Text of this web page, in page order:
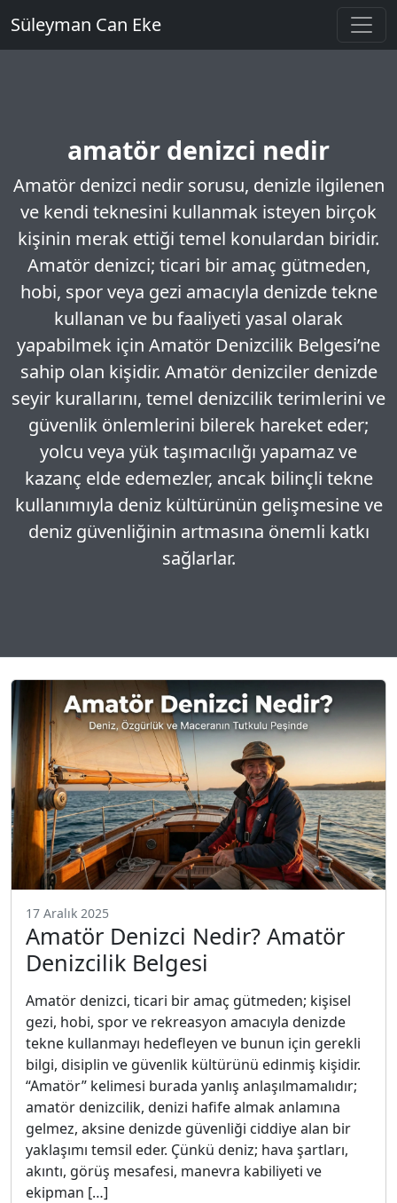
Süleyman Can Eke
amatör denizci nedir
Amatör denizci nedir sorusu, denizle ilgilenen
ve kendi teknesini kullanmak isteyen birçok
kişinin merak ettiği temel konulardan biridir.
Amatör denizci; ticari bir amaç gütmeden,
hobi, spor veya gezi amacıyla denizde tekne
kullanan ve bu faaliyeti yasal olarak
yapabilmek için Amatör Denizcilik Belgesi’ne
sahip olan kişidir. Amatör denizciler denizde
seyir kurallarını, temel denizcilik terimlerini ve
güvenlik önlemlerini bilerek hareket eder;
yolcu veya yük taşımacılığı yapamaz ve
kazanç elde edemezler, ancak bilinçli tekne
kullanımıyla deniz kültürünün gelişmesine ve
deniz güvenliğinin artmasına önemli katkı
sağlarlar.
17 Aralık 2025
Amatör Denizci Nedir? Amatör
Denizcilik Belgesi
Amatör denizci, ticari bir amaç gütmeden; kişisel
gezi, hobi, spor ve rekreasyon amacıyla denizde
tekne kullanmayı hedefleyen ve bunun için gerekli
bilgi, disiplin ve güvenlik kültürünü edinmiş kişidir.
“Amatör” kelimesi burada yanlış anlaşılmamalıdır;
amatör denizcilik, denizi hafife almak anlamına
gelmez, aksine denizde güvenliği ciddiye alan bir
yaklaşımı temsil eder. Çünkü deniz; hava şartları,
akıntı, görüş mesafesi, manevra kabiliyeti ve
ekipman […]